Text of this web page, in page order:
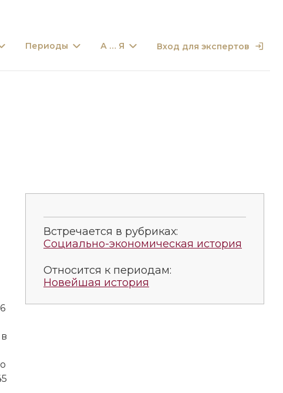
Периоды А … Я Вход для экспертов
Встречается в рубриках:
Социально-экономическая история
Относится к периодам:
Новейшая история